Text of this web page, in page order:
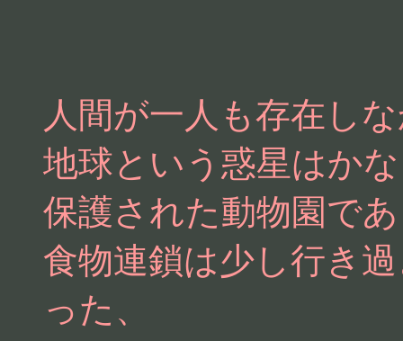
人間が一人も存在し
地球という惑星はか
保護された動物園で
食物連鎖は少し行き
った、